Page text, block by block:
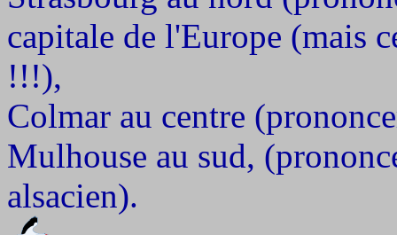
capitale de l'Europe (mais
!!!),
Colmar au centre
Mulhouse au sud,
alsacien).